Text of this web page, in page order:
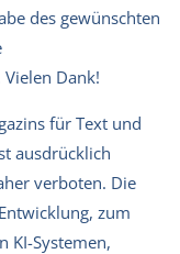
des gewünschten
Vielen Dank!
für Text und
ausdrücklich
verboten. Die
zum
KI-Systemen,